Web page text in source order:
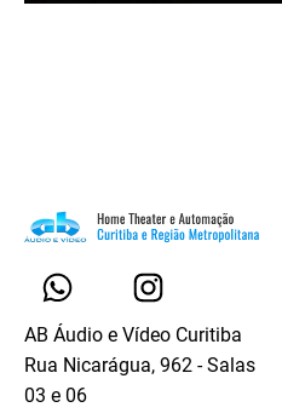
AB Áudio e Vídeo Curitiba
Rua Nicarágua, 962 - Salas
03 e 06